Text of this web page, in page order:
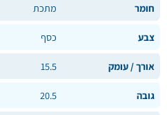
חומר מתכת
צבע כסף
אורך / עומק 15.5
גובה 20.5